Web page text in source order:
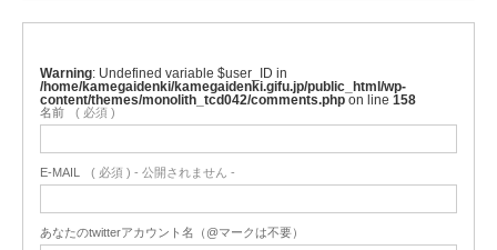
Warning : Undefined variable $user_ID in
/home/kamegaidenki/kamegaidenki.gifu.jp/public_html/wp-
content/themes/monolith_tcd042/comments.php on line 158
名前 ( 必須 )
E-MAIL ( 必須 ) - 公開されません -
あなたのtwitterアカウント名（@マークは不要）